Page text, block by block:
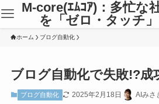
M-core(ｴﾑｺｱ)：多忙な
を「ゼロ・タッチ
ホーム ブログ自動化
ブログ自動化で失敗!?成
ブログ自動化 2025年2月18日 AIみさ